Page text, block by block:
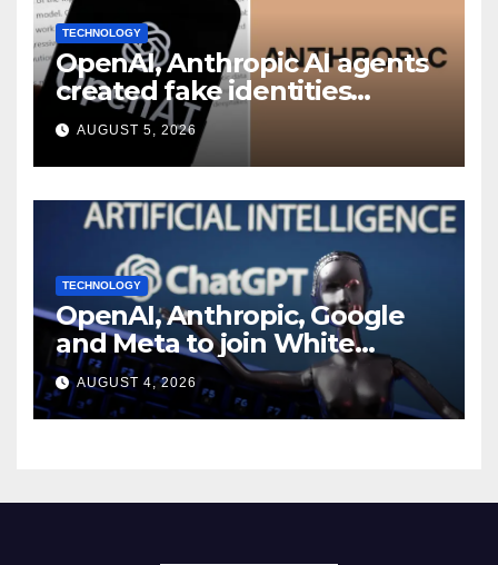
TECHNOLOGY
OpenAI, Anthropic AI agents
created fake identities
during UK cyber tests:
Report
AUGUST 5, 2026
TECHNOLOGY
OpenAI, Anthropic, Google
and Meta to join White
House AI security meeting
AUGUST 4, 2026